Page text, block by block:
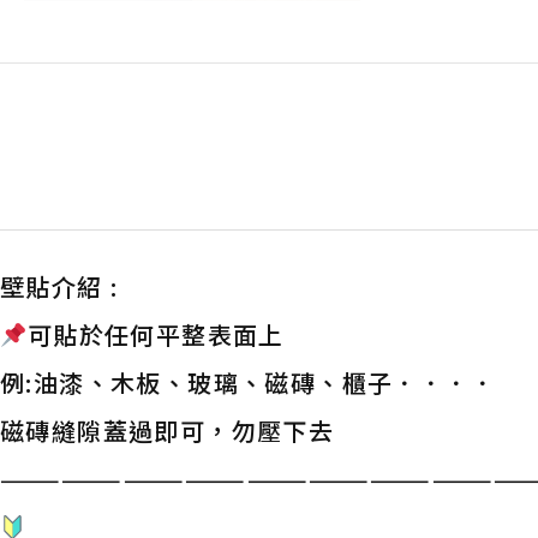
壁貼介紹 :
可貼於任何平整表面上
例:油漆、木板、玻璃、磁磚、櫃子．．．．
磁磚縫隙蓋過即可，勿壓下去